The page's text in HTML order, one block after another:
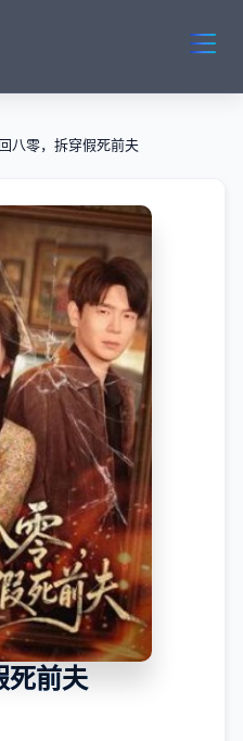
八零，拆穿假死前夫
死前夫